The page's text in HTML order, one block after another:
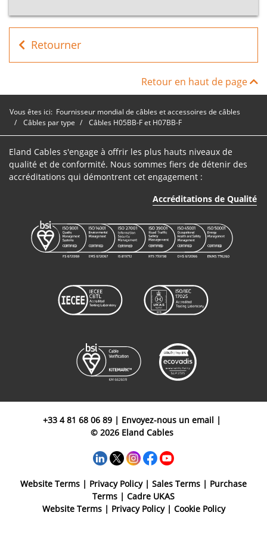
Câble
H05BB-F
B5B030025BK 3
Câble
Retourner
Retour en haut de page
Vous êtes ici: Fournisseur mondial de câbles et accessoires de câbles
Câbles par type
Câbles H05BB-F et H07BB-F
Eland Cables s'engage à offrir les plus hauts niveaux de
qualité et de conformité. Nous sommes fiers de détenir des
accréditations qui démontrent cet engagement :
Accréditations de Qualité
+33 4 81 68 06 89 | Envoyez-nous un email |
© 2026 Eland Cables
Website Terms | Privacy Policy| Sales Terms | Purchase
Terms | Cadre UKAS
Website Terms| Privacy Policy| Cookie Policy